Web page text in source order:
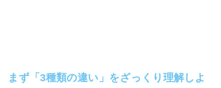
まず「3種類の違い」をざっくり理解しよ